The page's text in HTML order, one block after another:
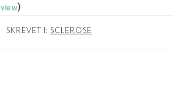
view)
SKREVET I: SCLEROSE